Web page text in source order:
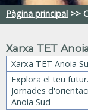
Pàgina principal >>
Xarxa TET
Xarxa TET Anoia
Explora el teu futur.
Jornades
Anoia Sud